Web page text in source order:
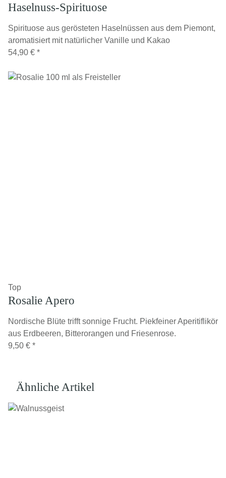
Haselnuss-Spirituose
Spirituose aus gerösteten Haselnüssen aus dem Piemont,
aromatisiert mit natürlicher Vanille und Kakao
54,90 € *
Top
Rosalie Apero
Nordische Blüte trifft sonnige Frucht. Piekfeiner Aperitiflikör
aus Erdbeeren, Bitterorangen und Friesenrose.
9,50 € *
Ähnliche Artikel